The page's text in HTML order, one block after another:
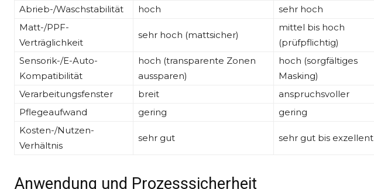
Abrieb-/Waschstabilität
hoch sehr hoch
Matt-/PPF-
Verträglichkeit
sehr hoch (mattsicher)
mittel bis hoch
(prüfpflichtig)
Sensorik-/E-Auto-
Kompatibilität
hoch (transparente Zonen
aussparen)
hoch (sorgfältiges
Masking)
Verarbeitungsfenster breit anspruchsvoller
Pflegeaufwand
gering gering
Kosten-/Nutzen-
Verhältnis
sehr gut sehr gut bis exzellent
Anwendung und Prozesssicherheit